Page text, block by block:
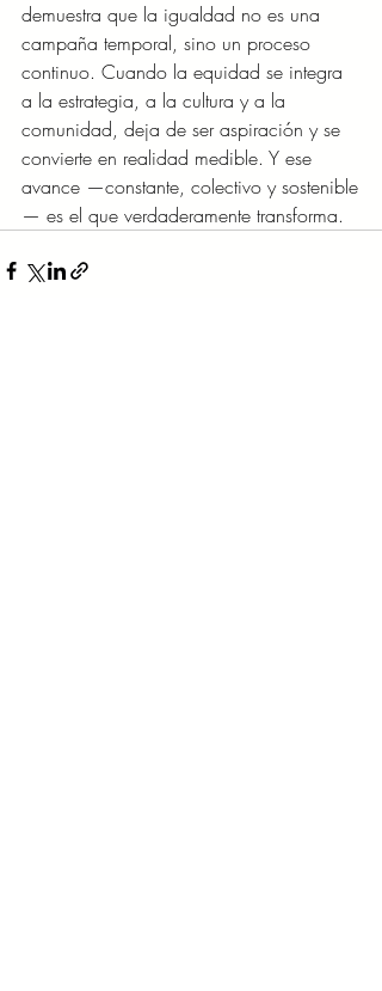
demuestra que la igualdad no es una
campaña temporal, sino un proceso
continuo. Cuando la equidad se integra
a la estrategia, a la cultura y a la
comunidad, deja de ser aspiración y se
convierte en realidad medible. Y ese
avance —constante, colectivo y sostenible
— es el que verdaderamente transforma.